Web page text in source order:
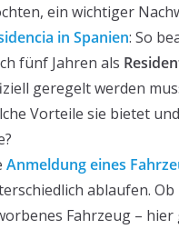
ein wichtiger
in Spanien: So
fünf Jahren als
geregelt werden
Vorteile sie bietet
Anmeldung eines
ablaufen.
Fahrzeug –